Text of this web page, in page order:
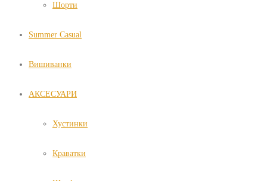
Шорти
Summer Casual
Вишиванки
АКСЕСУАРИ
Хустинки
Краватки